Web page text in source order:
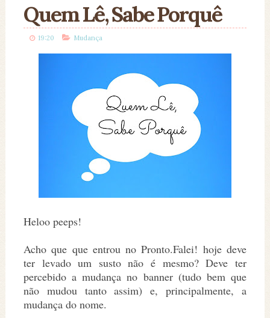
Quem Lê, Sabe Porquê
19:20 Mudança
Heloo peeps!
Acho que que entrou no Pronto.Falei! hoje deve
ter levado um susto não é mesmo? Deve ter
percebido a mudança no banner (tudo bem que
não mudou tanto assim) e, principalmente, a
mudança do nome.